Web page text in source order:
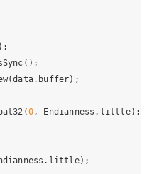
);
0, Endianness.little);